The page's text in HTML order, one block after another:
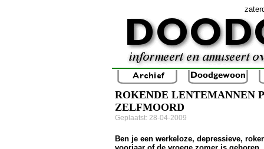
ROKENDE LENTEMANNEN
ZELFMOORD
Geplaatst: 28-04-2009
Ben je een werkeloze, depressieve,